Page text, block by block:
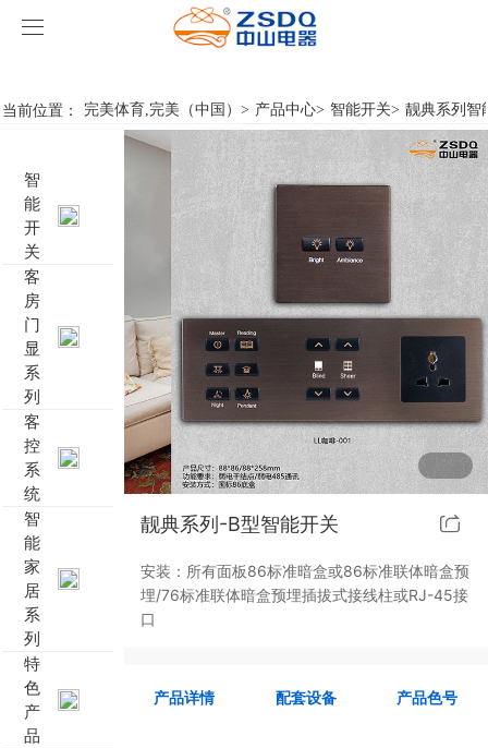
完美体育,完美（中国）
名典系列智能开关
雅典系列智能开关
轻典系列智能开关
怡典系列智能开关
智典系列智能开关
靓典系列智能开关
睿典系列智能开关
凯越系列智能开关
标准86门显
标准带房号门显
非标定制门显
客控系统方案1
客控系统方案2
客控系统方案3
客控系统方案4
客控系统方案5
智能家居系列
电动窗帘
无线开关插座
特色产品
壁龛式插卡取电
完美体育,完美（中国）
完美体育,完美（中国）
完美体育,完美（中国）
当前位置： 完美体育,完美（中国）> 产品中心> 智能开关> 靓典系列智
智
能
开
关
客
房
门
显
系
列
客
控
系
统
智
能
家
居
系
列
特
色
产
品
靓典系列-B型智能开关
安装：所有面板86标准暗盒或86标准联体暗盒预
埋/76标准联体暗盒预埋插拔式接线柱或RJ-45接
口
产品详情 配套设备 产品色号